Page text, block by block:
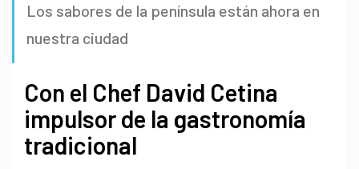
Los sabores de la península están ahora en
nuestra ciudad
Con el Chef David Cetina
impulsor de la gastronomía
tradicional